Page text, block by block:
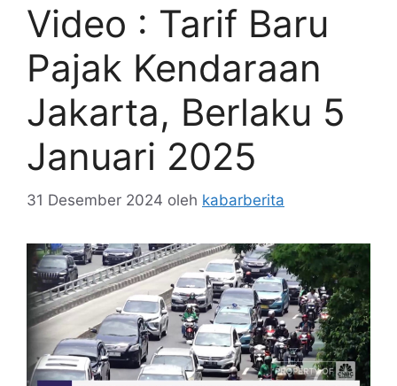
Video : Tarif Baru
Pajak Kendaraan
Jakarta, Berlaku 5
Januari 2025
31 Desember 2024 oleh kabarberita